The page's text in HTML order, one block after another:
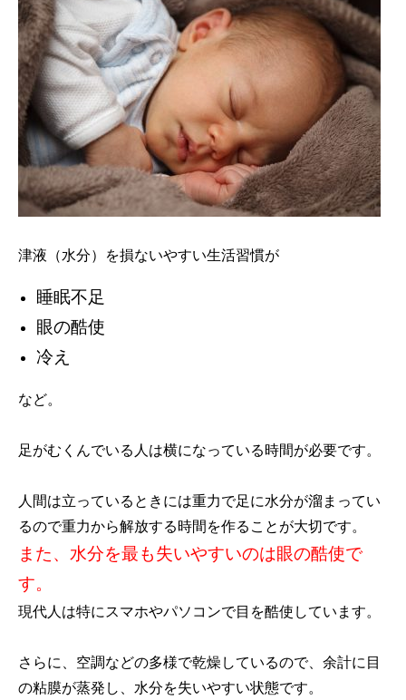
津液（水分）を損ないやすい生活習慣が
睡眠不足
眼の酷使
冷え
など。
足がむくんでいる人は横になっている時間が必要です。
人間は立っているときには重力で足に水分が溜まってい
るので重力から解放する時間を作ることが大切です。
また、水分を最も失いやすいのは眼の酷使で
す。
現代人は特にスマホやパソコンで目を酷使しています。
さらに、空調などの多様で乾燥しているので、余計に目
の粘膜が蒸発し、水分を失いやすい状態です。